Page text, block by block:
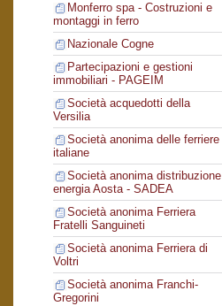
Monferro spa - Costruzioni e
montaggi in ferro
Nazionale Cogne
Partecipazioni e gestioni
immobiliari - PAGEIM
Società acquedotti della
Versilia
Società anonima delle ferriere
italiane
Società anonima distribuzione
energia Aosta - SADEA
Società anonima Ferriera
Fratelli Sanguineti
Società anonima Ferriera di
Voltri
Società anonima Franchi-
Gregorini